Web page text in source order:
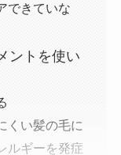
できていな
ントを使い
くい髪の毛に
ルギーを発症